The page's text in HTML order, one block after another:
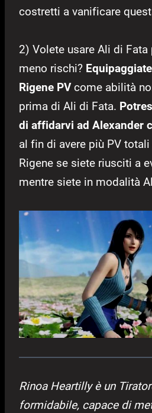
costretti a vanificare
2) Volete usare Ali di
meno rischi?
Rigene PVcome abilità
prima di Ali di Fata.
di affidarvi ad Alexander
al fin di avere più PV totali
Rigene se siete riusciti a
mentre siete in modalità
Rinoa Heartilly è un
formidabile, capace di